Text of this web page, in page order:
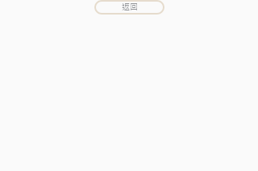
返回